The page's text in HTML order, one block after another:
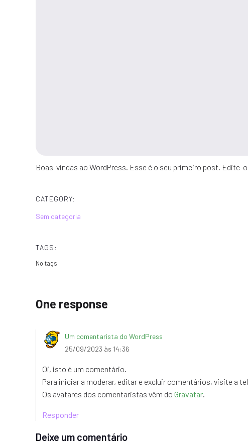
Boas-vindas ao WordPress. Esse é o seu primeiro post. Edite-
CATEGORY:
Sem categoria
TAGS:
No tags
One response
Um comentarista do WordPress
25/09/2023 às 14:36
Oi, isto é um comentário.
Para iniciar a moderar, editar e excluir comentários, visite a
Os avatares dos comentaristas vêm do Gravatar.
Responder
Deixe um comentário